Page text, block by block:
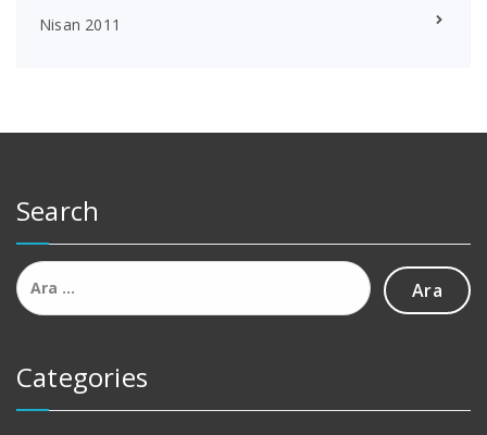
Nisan 2011
Search
Arama:
Categories